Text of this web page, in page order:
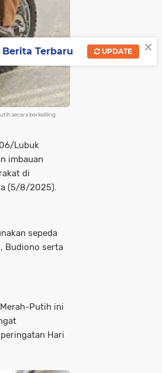
secara berkeliling
Lubuk
imbauan
di
(5/8/2025).
sepeda
Budiono serta
Putih ini
Hari
×
Berita Terbaru UPDATE